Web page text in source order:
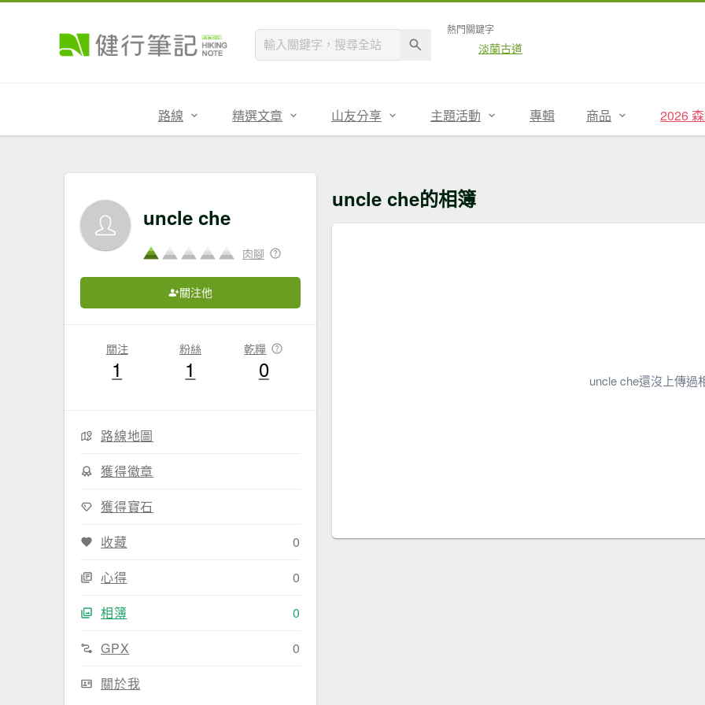
熱門關鍵字
淡蘭古道
路線 精選文章 山友分享 主題活動 專輯 商品 2026
uncle che
肉腳
關注他
關注
1
粉絲
1
乾糧
0
路線地圖
獲得徽章
獲得寶石
收藏
0
心得
0
相簿
0
GPX
0
關於我
uncle che的相簿
uncle che還沒上傳過